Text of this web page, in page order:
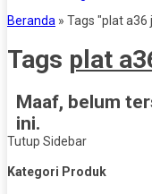
Beranda » Tags "plat a36
Tags plat
Maaf, belum
ini.
Tutup Sidebar
Kategori Produk